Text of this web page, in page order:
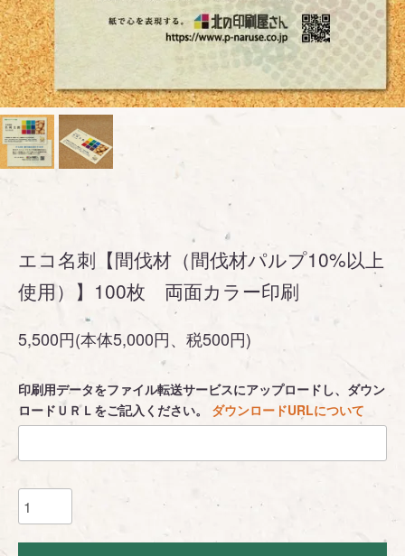
エコ名刺【間伐材（間伐材パルプ10%以上
使用）】100枚 両面カラー印刷
5,500円(本体5,000円、税500円)
印刷用データをファイル転送サービスにアップロードし、ダウン
ロードＵＲＬをご記入ください。 ダウンロードURLについて